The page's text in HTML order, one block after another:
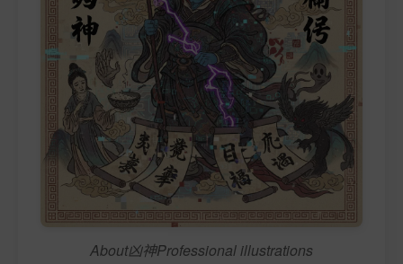
About凶神Professional illustrations